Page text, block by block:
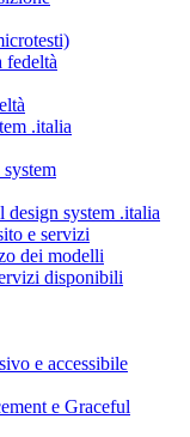
fedeltà
.italia
system .italia
e servizi
dei modelli
disponibili
e accessibile
e Graceful